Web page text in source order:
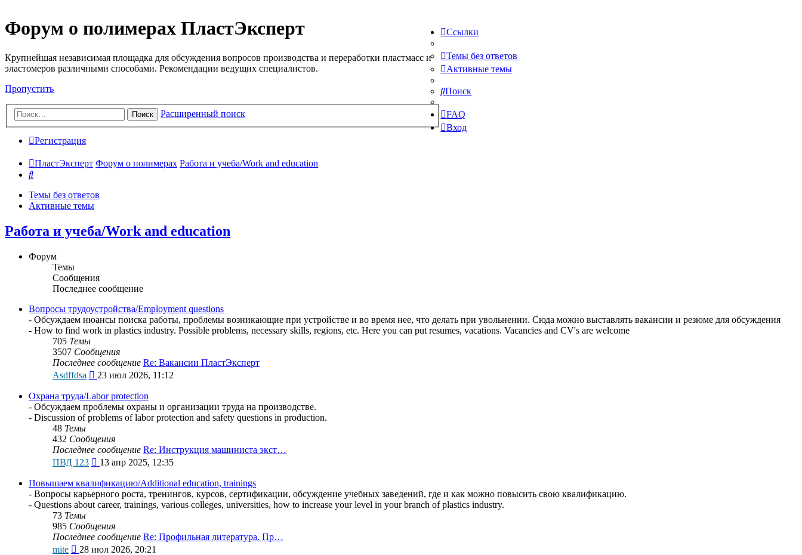
Форум о полимерах ПластЭксперт
Крупнейшая независимая площадка для обсуждения вопросов производства и переработки пластмасс и
эластомеров различными способами. Рекомендации ведущих специалистов.
Пропустить
Поиск Расширенный поиск
Ссылки
Темы без ответов
Активные темы
Поиск
FAQ
Вход
Регистрация
ПластЭксперт Форум о полимерах Работа и учеба/Work and education
Поиск
Темы без ответов
Активные темы
Работа и учеба/Work and education
Форум
Темы
Сообщения
Последнее сообщение
Вопросы трудоустройства/Employment questions
- Обсуждаем нюансы поиска работы, проблемы возникающие при устройстве и во время нее, что делать при увольнении. Сюда можно выставлять вакансии и резюме для обсуждения
- How to find work in plastics industry. Possible problems, necessary skills, regions, etc. Here you can put resumes, vacations. Vacancies and CV's are welcome
705 Темы
3507 Сообщения
Последнее сообщение Re: Вакансии ПластЭксперт
Asdffdsa
Перейти
последнему
сообщению
23 июл 2026, 11:12
Охрана труда/Labor protection
- Обсуждаем проблемы охраны и организации труда на производстве.
- Discussion of problems of labor protection and safety questions in production.
48 Темы
432 Сообщения
Последнее сообщение Re: Инструкция машиниста экст…
ПВД 123
Перейти
последнему
сообщению
13 апр 2025, 12:35
Повышаем квалификацию/Additional education, trainings
- Вопросы карьерного роста, тренингов, курсов, сертификации, обсуждение учебных заведений, где и как можно повысить свою квалификацию.
- Questions about career, trainings, various colleges, universities, how to increase your level in your branch of plastics industry.
73 Темы
985 Сообщения
Последнее сообщение Re: Профильная литература. Пр…
mite
Перейти
28 июл 2026, 20:21